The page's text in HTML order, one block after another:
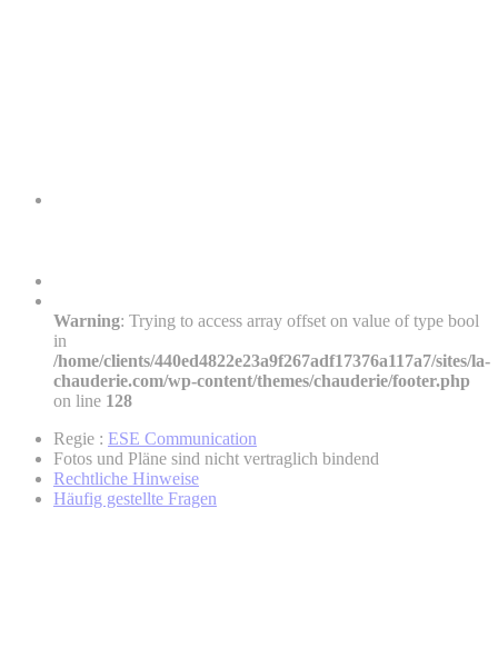
Warning: Trying to access array offset on value of type bool
in
/home/clients/440ed4822e23a9f267adf17376a117a7/sites/la-
chauderie.com/wp-content/themes/chauderie/footer.php
on line 128
Regie : ESE Communication
Fotos und Pläne sind nicht vertraglich bindend
Rechtliche Hinweise
Häufig gestellte Fragen